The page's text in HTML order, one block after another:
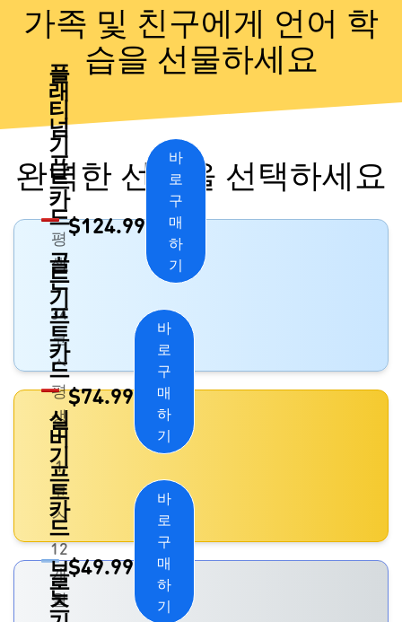
가족 및 친구에게 언어 학
습을 선물하세요
완벽한 선물을 선택하세요
플
래
티
넘
기
프
트
카
드
평
생
-
34
코
스
$124.99
바
로
구
매
하
기
골
든
기
프
트
카
드
평
생
-
1
코
스
$74.99
바
로
구
매
하
기
실
버
기
프
트
카
드
12
개
월
$49.99
바
로
구
매
하
기
브
론
즈